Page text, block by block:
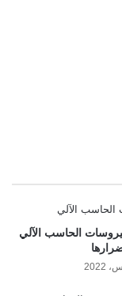
الحاسب الآلي